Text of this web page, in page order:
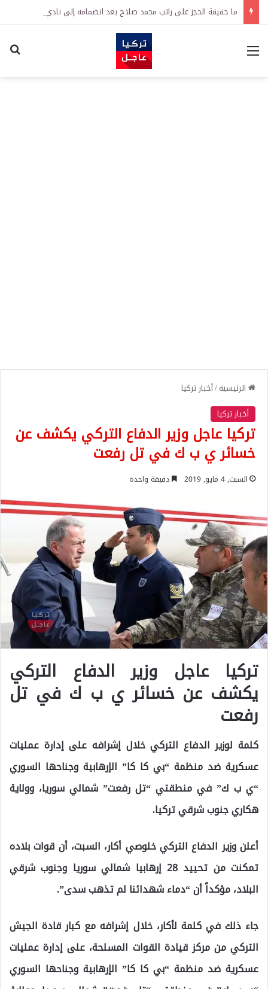
القائمة
الرئيسية/أخبار تركيا
أخبار تركيا
تركيا عاجل وزير الدفاع التركي يكشف عن
خسائر ي ب ك في تل رفعت
السبت, 4 مايو, 2019 دقيقة واحدة
تركيا عاجل وزير الدفاع التركي
يكشف عن خسائر ي ب ك في تل
رفعت
كلمة لوزير الدفاع التركي خلال إشرافه على إدارة عمليات
عسكرية ضد منظمة “بي كا كا” الإرهابية وجناحها السوري
“ي ب ك” في منطقتي “تل رفعت” شمالي سوريا، وولاية
هكاري جنوب شرقي تركيا.
أعلن وزير الدفاع التركي خلوصي أكار، السبت، أن قوات بلاده
تمكنت من تحييد 28 إرهابيا شمالي سوريا وجنوب شرقي
البلاد، مؤكداً أن “دماء شهدائنا لم تذهب سدى”.
جاء ذلك في كلمة لأكار، خلال إشرافه مع كبار قادة الجيش
التركي من مركز قيادة القوات المسلحة، على إدارة عمليات
عسكرية ضد منظمة “بي كا كا” الإرهابية وجناحها السوري